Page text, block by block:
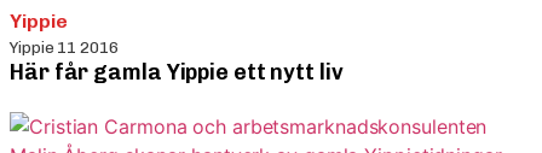
Yippie
Yippie 11 2016
Här får gamla Yippie ett nytt liv